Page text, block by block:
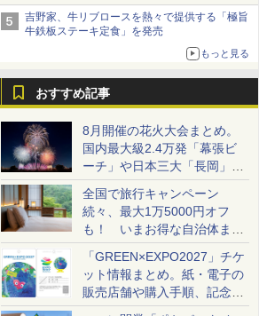
ザイン
吉野家、牛リブロースを熱々で提供する「極旨
牛鉄板ステーキ定食」を発売
もっと見る
おすすめ記事
8月開催の花火大会まとめ。
国内最大級2.4万発「幕張ビ
ーチ」や日本三大「長岡」な
ど大型イベント目白押し！
全国で旅行キャンペーン
続々、最大1万5000円オフ
も！ いまお得な自治体まと
め
「GREEN×EXPO2027」チケ
ット情報まとめ。紙・電子の
販売店舗や購入手順、記念チ
ケットも解説